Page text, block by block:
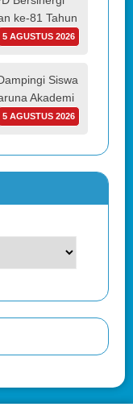
ke-81 Tahun
5 AGUSTUS 2026
Siswa
Akademi
5 AGUSTUS 2026